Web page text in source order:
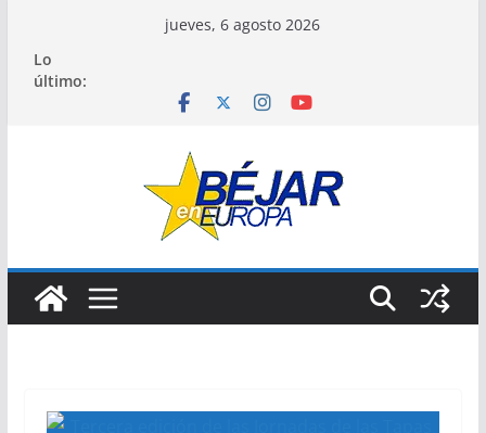
contenido
jueves, 6 agosto 2026
Lo
último: